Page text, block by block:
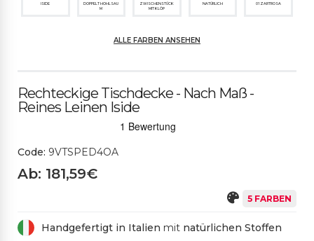
ISIDE
DOPPELT HOHLSAU
M
ZWISCHENSTÜCK
MIT KLÖP
NATÜRLICH 01 ZARTROSA
ALLE FARBEN ANSEHEN
Rechteckige Tischdecke - Nach Maß -
Reines Leinen Iside
Code: 9VTSPED4OA
Ab: 181,59€
5 FARBEN
Handgefertigt in Italien mit natürlichen Stoffen